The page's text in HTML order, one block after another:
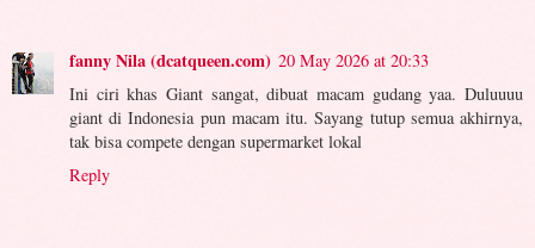
fanny Nila (dcatqueen.com) 20 May 2026 at 20:33
Ini ciri khas Giant sangat, dibuat macam gudang yaa. Duluuuu
giant di Indonesia pun macam itu. Sayang tutup semua akhirnya,
tak bisa compete dengan supermarket lokal
Reply